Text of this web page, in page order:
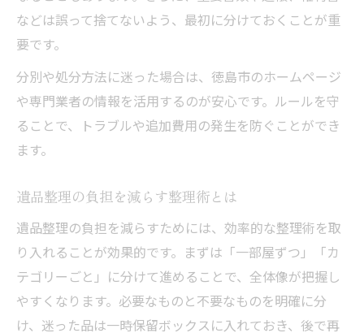
などは誤って捨てないよう、最初に分けておくことが重
要です。
分別や処分方法に迷った場合は、徳島市のホームページ
や専門業者の情報を活用するのが安心です。ルールを守
ることで、トラブルや追加費用の発生を防ぐことができ
ます。
遺品整理の負担を減らす整理術とは
遺品整理の負担を減らすためには、効率的な整理術を取
り入れることが効果的です。まずは「一部屋ずつ」「カ
テゴリーごと」に分けて進めることで、全体像が把握し
やすくなります。必要なものと不要なものを明確に分
け、迷った品は一時保留ボックスに入れておき、後で再